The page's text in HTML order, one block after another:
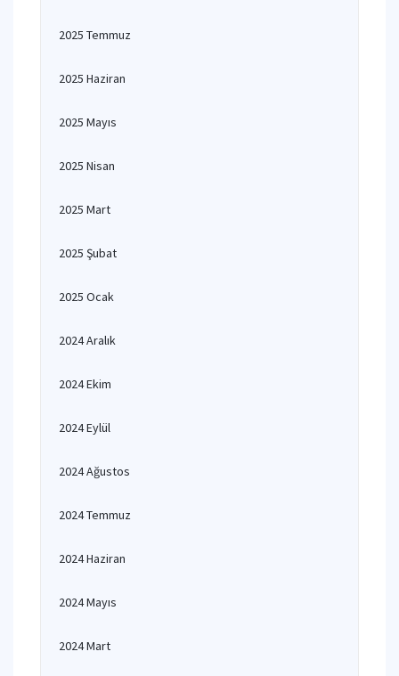
2025 Temmuz
2025 Haziran
2025 Mayıs
2025 Nisan
2025 Mart
2025 Şubat
2025 Ocak
2024 Aralık
2024 Ekim
2024 Eylül
2024 Ağustos
2024 Temmuz
2024 Haziran
2024 Mayıs
2024 Mart